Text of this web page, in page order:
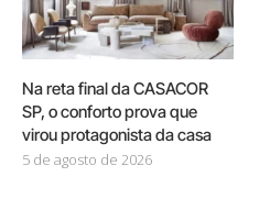
Na reta final da CASACOR
SP, o conforto prova que
virou protagonista da casa
5 de agosto de 2026